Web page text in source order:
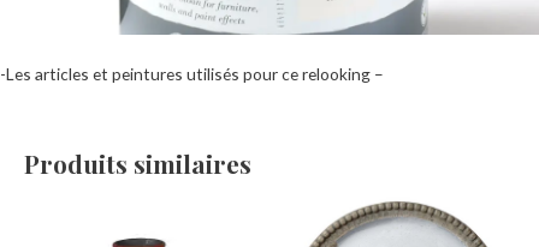
-Les articles et peintures utilisés pour ce relooking –
Produits similaires